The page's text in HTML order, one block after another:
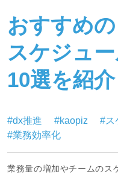
おすすめ
スケジュ
10選を紹介
#dx推進 #kaopiz #ス
#業務効率化
業務量の増加やチームのス